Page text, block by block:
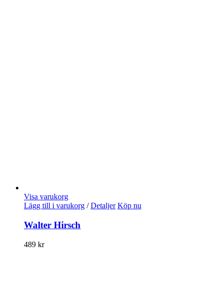
Visa varukorg
Lägg till i varukorg / Detaljer Köp nu
Walter Hirsch
489 kr